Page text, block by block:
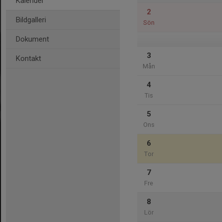
Bildgalleri
Dokument
Kontakt
2
Sön
3
Mån
4
Tis
5
Ons
6
Tor
7
Fre
8
Lör